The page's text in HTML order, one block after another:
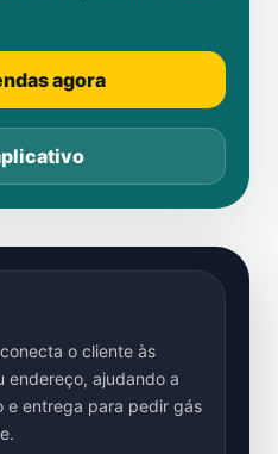
agora
o cliente às
endereço, ajudando a
e entrega para pedir gás